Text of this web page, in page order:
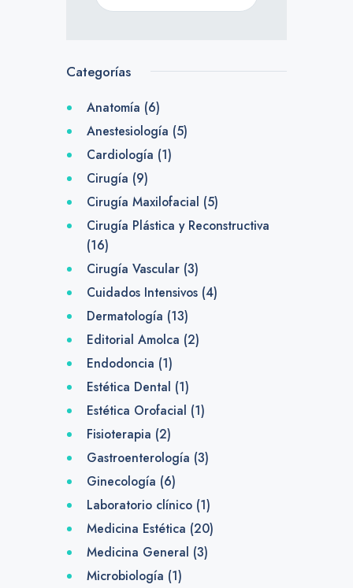
Categorías
Anatomía (6)
Anestesiología (5)
Cardiología (1)
Cirugía (9)
Cirugía Maxilofacial (5)
Cirugía Plástica y Reconstructiva
(16)
Cirugía Vascular(3)
Cuidados Intensivos(4)
Dermatología (13)
Editorial Amolca (2)
Endodoncia (1)
Estética Dental (1)
Estética Orofacial (1)
Fisioterapia (2)
Gastroenterología (3)
Ginecología (6)
Laboratorio clínico(1)
Medicina Estética (20)
Medicina General (3)
Microbiología (1)